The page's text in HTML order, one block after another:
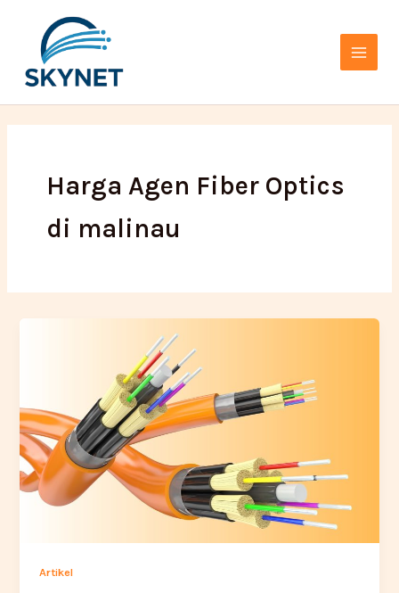
konten
Menu
Harga Agen Fiber Optics
di malinau
Artikel